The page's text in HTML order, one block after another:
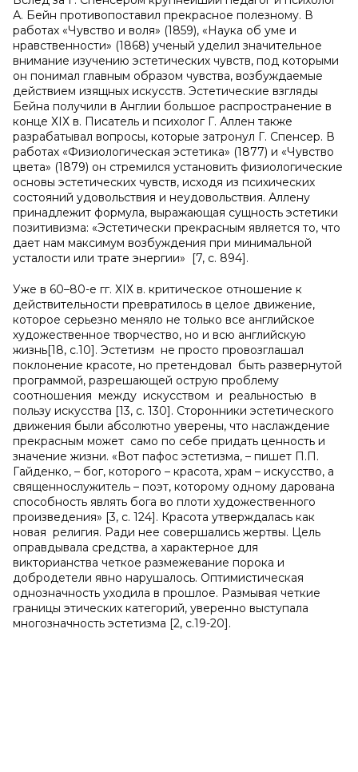
А. Бейн противопоставил прекрасное полезному. В
работах «Чувство и воля» (1859), «Наука об уме и
нравственности» (1868) ученый уделил значительное
внимание изучению эстетических чувств, под которыми
он понимал главным образом чувства, возбуждаемые
действием изящных искусств. Эстетические взгляды
Бейна получили в Англии большое распространение в
конце ХIХ в. Писатель и психолог Г. Аллен также
разрабатывал вопросы, которые затронул Г. Спенсер. В
работах «Физиологическая эстетика» (1877) и «Чувство
цвета» (1879) он стремился установить физиологические
основы эстетических чувств, исходя из психических
состояний удовольствия и неудовольствия. Аллену
принадлежит формула, выражающая сущность эстетики
позитивизма: «Эстетически прекрасным является то, что
дает нам максимум возбуждения при минимальной
усталости или трате энергии» [7, с. 894].
Уже в 60–80-е гг. ХIХ в. критическое отношение к
действительности превратилось в целое движение,
которое серьезно меняло не только все английское
художественное творчество, но и всю английскую
жизнь[18, с.10]. Эстетизм не просто провозглашал
поклонение красоте, но претендовал быть развернутой
программой, разрешающей острую проблему
соотношения между искусством и реальностью в
пользу искусства [13, с. 130]. Сторонники эстетического
движения были абсолютно уверены, что наслаждение
прекрасным может само по себе придать ценность и
значение жизни. «Вот пафос эстетизма, – пишет П.П.
Гайденко, – бог, которого – красота, храм – искусство, а
священнослужитель – поэт, которому одному дарована
способность являть бога во плоти художественного
произведения» [3, с. 124]. Красота утверждалась как
новая религия. Ради нее совершались жертвы. Цель
оправдывала средства, а характерное для
викторианства четкое размежевание порока и
добродетели явно нарушалось. Оптимистическая
однозначность уходила в прошлое. Размывая четкие
границы этических категорий, уверенно выступала
многозначность эстетизма [2, с.19-20].